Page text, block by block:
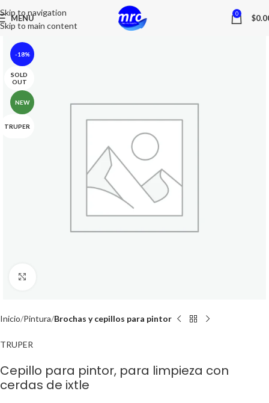
Skip to navigation
Skip to main content
MENU 0 $
-18%
SOLD
OUT
NEW
TRUPER
Inicio Pintura Brochas y cepillos para pintor
TRUPER
Cepillo para pintor, para limpieza con
cerdas de ixtle